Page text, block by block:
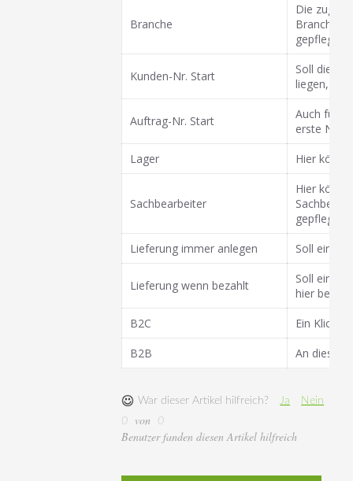
Branche
Die
Branchen
gepflegt
Kunden-Nr. Start
Soll die
liegen,
Auftrag-Nr. Start
Auch für
erste
Lager
Hier
Sachbearbeiter
Hier
gepflegt.
Lieferung immer anlegen
Soll eine
Lieferung wenn bezahlt
Soll eine
hier
B2C
Ein Klick
B2B
An dieser
War dieser Artikel hilfreich? Ja
Nein
0
von 0
Benutzer fanden diesen Artikel hilfreich